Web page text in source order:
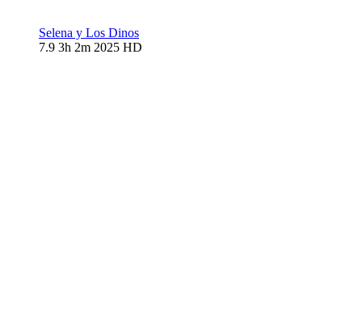
Selena y Los Dinos
7.9 3h 2m 2025 HD